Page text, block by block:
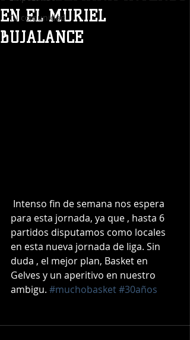
Tu comunidad
EN EL MURIEL
BUJALANCE
para esta jornada, ya que , hasta 6
partidos disputamos como locales
en esta nueva jornada de liga. Sin
duda , el mejor plan, Basket en
Gelves y un aperitivo en nuestro
ambigu. #muchobasket#30años